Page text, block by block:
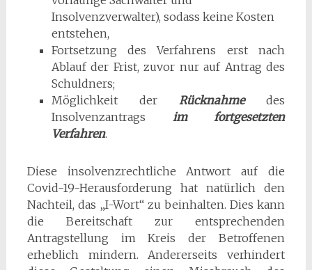
Insolvenzverwalter), sodass keine Kosten
entstehen,
Fortsetzung des Verfahrens erst nach
Ablauf der Frist, zuvor nur auf Antrag des
Schuldners;
Möglichkeit derRücknahmedes
Insolvenzantrags im fortgesetzten
Verfahren.
Diese insolvenzrechtliche Antwort auf die
Covid-19-Herausforderung hat natürlich den
Nachteil, das „I-Wort“ zu beinhalten. Dies kann
die Bereitschaft zur entsprechenden
Antragstellung im Kreis der Betroffenen
erheblich mindern. Andererseits verhindert